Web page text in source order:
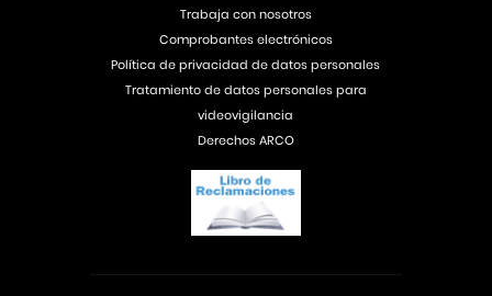
Trabaja con nosotros
Comprobantes electrónicos
Política de privacidad de datos personales
Tratamiento de datos personales para
videovigilancia
Derechos ARCO